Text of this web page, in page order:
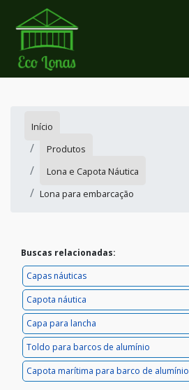
Início
Produtos
Lona e Capota Náutica
Lona para embarcação
Buscas relacionadas:
Capas náuticas
Capota náutica
Capa para lancha
Toldo para barcos de alumínio
Capota marítima para barco de alumínio